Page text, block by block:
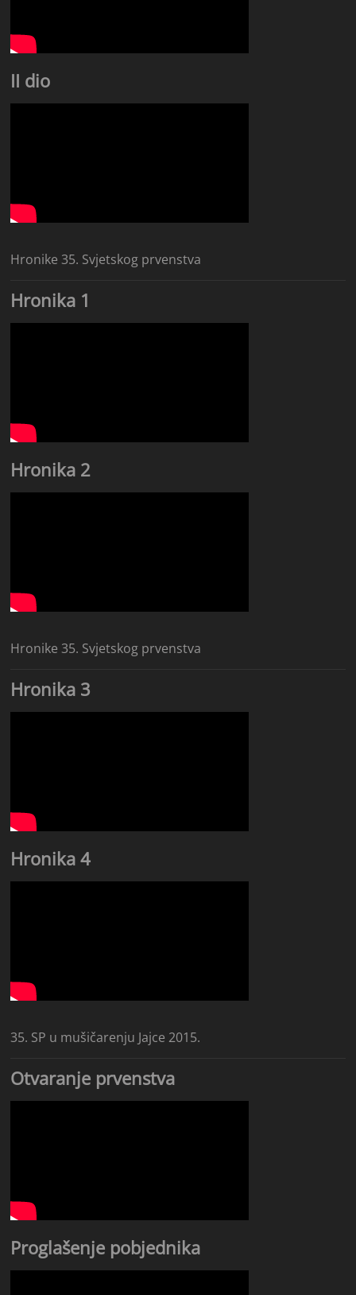
II dio
Hronike 35. Svjetskog prvenstva
Hronika 1
Hronika 2
Hronike 35. Svjetskog prvenstva
Hronika 3
Hronika 4
35. SP u mušičarenju Jajce 2015.
Otvaranje prvenstva
Proglašenje pobjednika